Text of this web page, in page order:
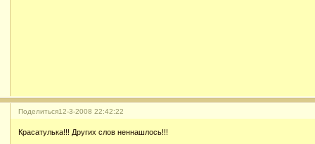
Поделиться12-3-2008 22:42:22
Красатулька!!! Других слов неннашлось!!!